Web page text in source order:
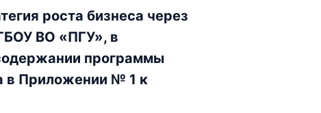
роста бизнеса через
ВО «ПГУ», в
программы
в Приложении № 1 к